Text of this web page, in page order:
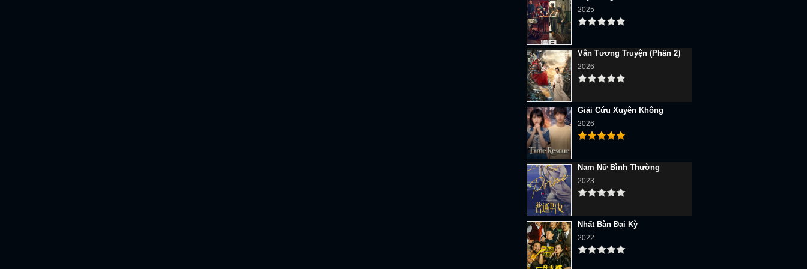
2025
Vân Tương Truyện (Phần 2)
2026
Giải Cứu Xuyên Không
2026
Nam Nữ Bình Thường
2023
Nhất Bàn Đại Kỳ
2022